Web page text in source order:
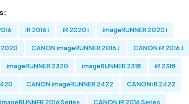
iR 2016 i iR 2020 i imageRUNNER 2020 i
2020 CANON imageRUNNER 2016 J CANON iR 2016 J
imageRUNNER 2320 imageRUNNER 2318 iR 2318
CANON imageRUNNER 2422 CANON iR 2422
2016 Series CANON iR 2016 Series